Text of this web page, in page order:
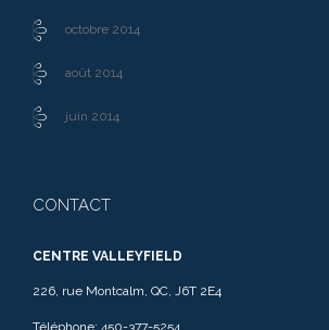
octobre 2014
août 2014
juin 2014
CONTACT
CENTRE VALLEYFIELD
226, rue Montcalm, QC, J6T 2E4
Téléphone: 450-377-5254